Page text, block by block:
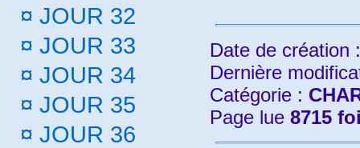
¤ JOUR 32
¤ JOUR 33
¤ JOUR 34
¤ JOUR 35
¤ JOUR 36
Date de création
Dernière
Catégorie :
Page lue 8715